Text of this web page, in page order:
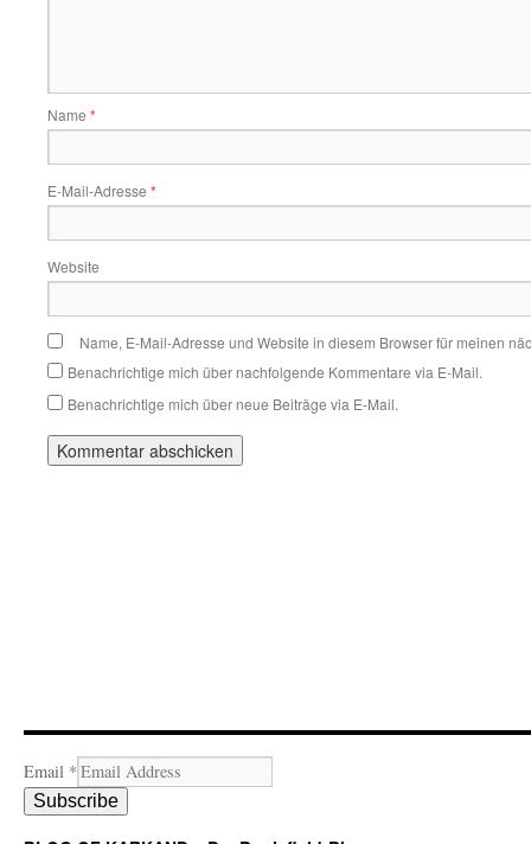
Name *
E-Mail-Adresse *
Website
Name, E-Mail-Adresse und Website in diesem Browser für meinen
Benachrichtige mich über nachfolgende Kommentare via E-Mail.
Benachrichtige mich über neue Beiträge via E-Mail.
Email *
Subscribe